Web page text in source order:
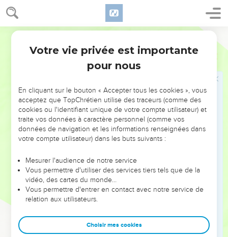
Jean 3
28 Vous-mêmes m'êtes témoins que j'ai dit : ‘Moi, je ne suis
pas le Messie, mais j'ai été envoyé devant lui.’
29
qui se tient là et qui l'entend, éprouve une grande joie à
cause de la voix du marié. Ainsi donc, cette joie qui est la
Il faut qu'il grandisse et que moi, je diminue.
Celui qui vient du ciel
Celui qui vient d'en haut est au-dessus de tous ; celui qui
Celui qui vient du ciel est au-dessus de tous,
il rend témoignage de ce qu'il a vu et entendu, et
personne n’accepte son témoignage.
Celui qui a accepté son témoignage a certifié que Dieu est
En effet, celui que Dieu a envoyé dit les paroles de Dieu,
Votre vie privée est importante
pour nous
En cliquant sur le bouton « Accepter tous les cookies », vous
acceptez que TopChrétien utilise des traceurs (comme des
cookies ou l'identifiant unique de votre compte utilisateur) et
traite vos données à caractère personnel (comme vos
données de navigation et les informations renseignées dans
votre compte utilisateur) dans les buts suivants :
Mesurer l'audience de notre service
Vous permettre d'utiliser des services tiers tels que de la
vidéo, des cartes du monde…
Vous permettre d'entrer en contact avec notre service de
relation aux utilisateurs.
Choisir mes cookies